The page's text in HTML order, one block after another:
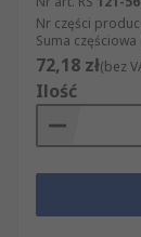
Nr części
Suma częściowa
72,18 zł(bez
Ilość